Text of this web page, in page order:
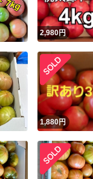
2,980円
1,880円